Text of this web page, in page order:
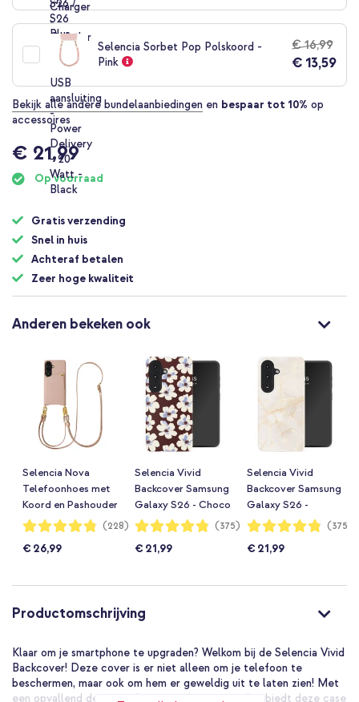
Selencia Sorbet Pop Polskoord -
Pink
€ 16,99
€ 13,59
Bekijk alle andere bundelaanbiedingen en bespaar tot 10% op
accessoires
€ 21,99
Op voorraad
Gratis verzending
Snel in huis
Achteraf betalen
Zeer hoge kwaliteit
Anderen bekeken ook
Selencia Nova
Telefoonhoes met
Koord en Pashouder
Samsung Galaxy
Waardering:
96%
(228)
€ 26,99
Selencia Vivid
Backcover Samsung
Galaxy S26 - Choco
Flower Pop
Waardering:
96%
(375)
€ 21,99
Selencia Vivid
Backcover Samsung
Galaxy S26 -
Golden Beige
Waardering:
96%
(375)
€ 21,99
Productomschrijving
Klaar om je smartphone te upgraden? Welkom bij de Selencia Vivid
Backcover! Deze cover is er niet alleen om je telefoon te
beschermen, maar ook om hem er geweldig uit te laten zien! Met
een opvallend design en hoogwaardige materialen biedt deze case